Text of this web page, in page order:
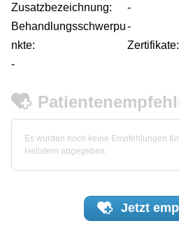
Zusatzbezeichnung:
-
Behandlungsschwerpu
nkte:
-
Zertifikate:
-
Es wurden noch keine Empfehlungen
Hellstern abgegeben.
Jetzt